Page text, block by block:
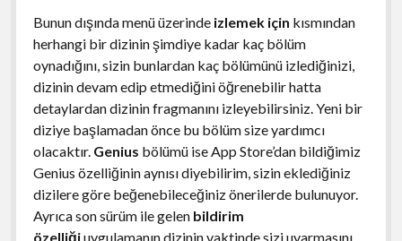
Bunun dışında menü üzerinde izlemek için kısmından
herhangi bir dizinin şimdiye kadar kaç bölüm
oynadığını, sizin bunlardan kaç bölümünü izlediğinizi,
dizinin devam edip etmediğini öğrenebilir hatta
detaylardan dizinin fragmanını izleyebilirsiniz. Yeni bir
diziye başlamadan önce bu bölüm size yardımcı
olacaktır. Genius bölümü ise App Store’dan bildiğimiz
Genius özelliğinin aynısı diyebilirim, sizin eklediğiniz
dizilere göre beğenebileceğiniz önerilerde bulunuyor.
Ayrıca son sürüm ile gelen bildirim
özelliğiuygulamanın dizinin vaktinde sizi uyarmasını